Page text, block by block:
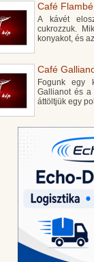
Café
A kávét
cukrozzuk.
konyakot, és
Café
Fogunk egy
Gallianot és a
áttöltjük egy